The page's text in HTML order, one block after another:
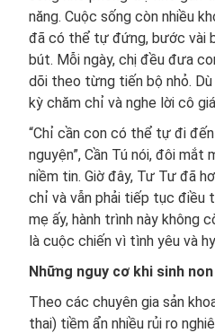
năng. Cuộc sống còn nhiều
đã có thể tự đứng, bước vài
bút. Mỗi ngày, chị đều đưa
dõi theo từng tiến bộ nhỏ.
kỳ chăm chỉ và nghe lời cô
“Chỉ cần con có thể tự đi
nguyện”, Cần Tú nói, đôi mắt
niềm tin. Giờ đây, Tư Tư đã
chỉ và vẫn phải tiếp tục điều
mẹ ấy, hành trình này không
là cuộc chiến vì tình yêu và
Những nguy cơ khi sinh
Theo các chuyên gia sản
thai) tiềm ẩn nhiều rủi ro